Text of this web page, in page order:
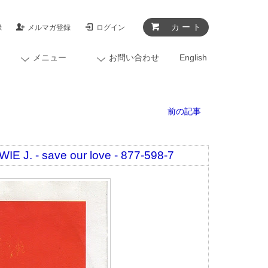
カ ー ト
メルマガ登録 ログイン
メニュー お問い合わせ English
前の記事
J. - save our love - 877-598-7